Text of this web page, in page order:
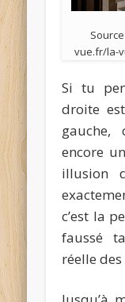
vue.fr/la-
Si tu
droite
gauche,
encore
illusion
c’est la
faussé
réelle